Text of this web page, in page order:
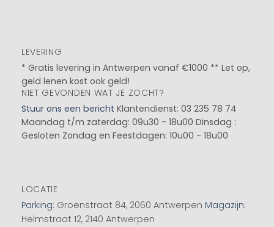
LEVERING
* Gratis levering in Antwerpen vanaf €1000 ** Let op,
geld lenen kost ook geld!
NIET GEVONDEN WAT JE ZOCHT?
Stuur ons een bericht Klantendienst: 03 235 78 74
Maandag t/m zaterdag: 09u30 - 18u00 Dinsdag :
Gesloten Zondag en Feestdagen: 10u00 - 18u00
LOCATIE
Parking: Groenstraat 84, 2060 Antwerpen Magazijn:
Helmstraat 12, 2140 Antwerpen